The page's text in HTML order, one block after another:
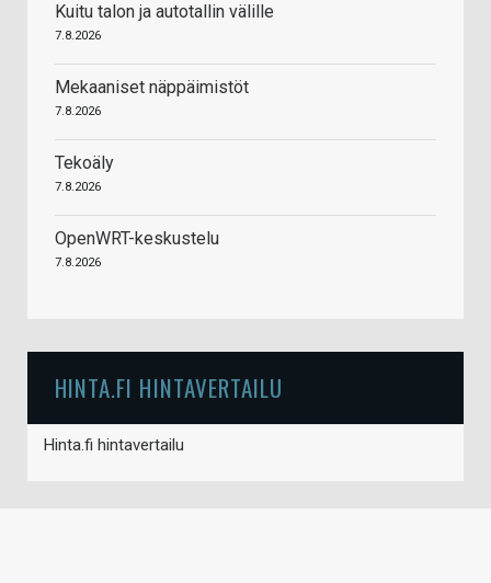
Kuitu talon ja autotallin välille
7.8.2026
Mekaaniset näppäimistöt
7.8.2026
Tekoäly
7.8.2026
OpenWRT-keskustelu
7.8.2026
HINTA.FI HINTAVERTAILU
Hinta.fi hintavertailu